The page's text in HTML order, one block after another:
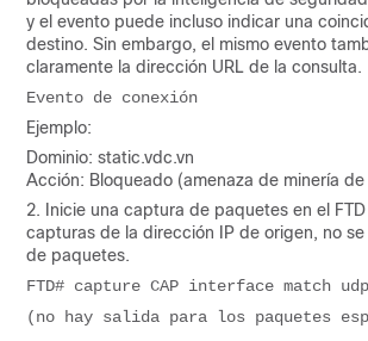
y el evento puede incluso indicar una
destino. Sin embargo, el mismo evento
claramente la dirección URL de la consulta.
Evento de conexión
Ejemplo:
Dominio: static.vdc.vn
Acción: Bloqueado (amenaza de minería
2. Inicie una captura de paquetes en el
capturas de la dirección IP de origen, no
de paquetes.
FTD# capture CAP interface match
(no hay salida para los paquetes